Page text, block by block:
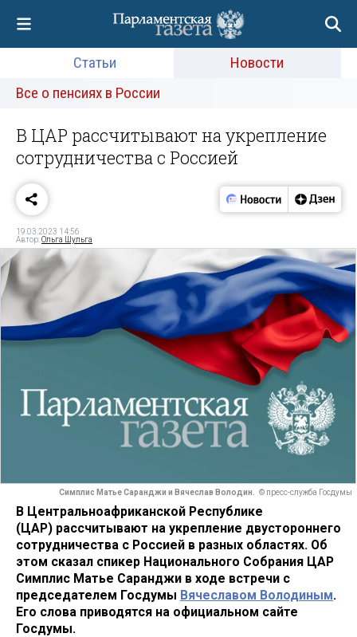
Статьи
Новости
Все о пенсиях в России
В ЦАР рассчитывают на укрепление
сотрудничества с Россией
19.03.2023 14:56
Автор:Ольга Шульга
Симплис Матье Саранджи и Вячеслав Володин. © пресс-служба Госдумы
В Центральноафриканской Республике
(ЦАР) рассчитывают на укрепление двустороннего
сотрудничества с Россией в разных областях. Об
этом сказал спикер Национального Собрания ЦАР
Симплис Матье Саранджи в ходе встречи с
председателем Госдумы Вячеславом Володиным.
Его слова приводятся на официальном сайте
Госдумы.